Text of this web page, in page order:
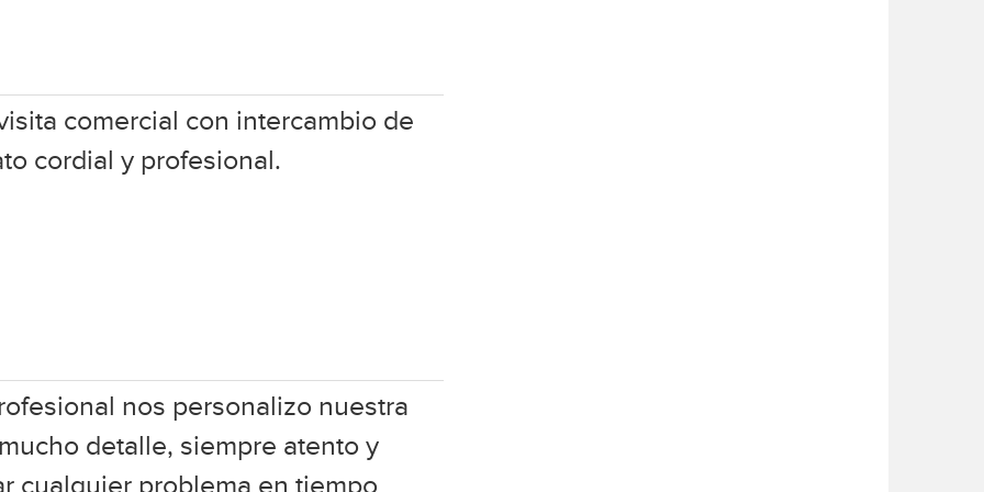
comercial con intercambio de
cordial y profesional.
nos personalizo nuestra
detalle, siempre atento y
cualquier problema en tiempo